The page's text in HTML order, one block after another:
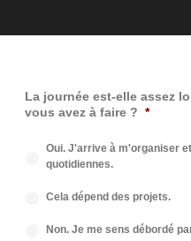
La journée est-elle assez
vous avez à faire ? *
Oui. J'arrive à m'organiser
quotidiennes.
Cela dépend des projets.
Non. Je me sens débordé